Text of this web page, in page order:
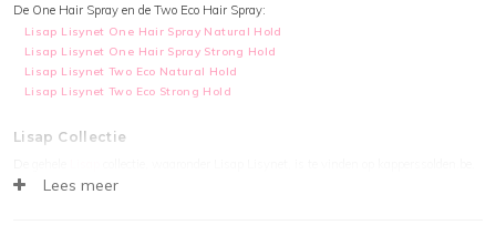
De One Hair Spray en de Two Eco Hair Spray:
Lisap Lisynet One Hair Spray Natural Hold
Lisap Lisynet One Hair Spray Strong Hold
Lisap Lisynet Two Eco Natural Hold
Lisap Lisynet Two Eco Strong Hold
Lisap Collectie
Deze producten zijn snel, veilig en eenvoudig online te bestellen. Natuurlijk tegen de
Lees meer